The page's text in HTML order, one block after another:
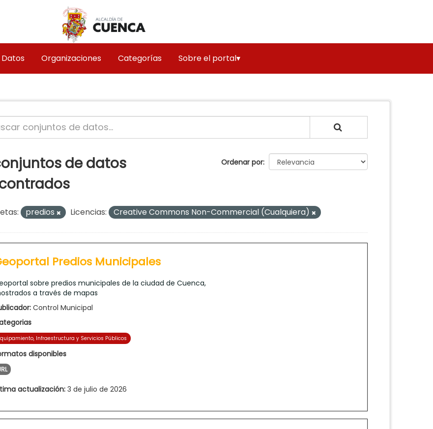
Datos Organizaciones Categorías Sobre el portal▾
Ordenar por
de datos
predios Licencias: Creative Commons Non-Commercial (Cualquiera)
Predios Municipales
sobre predios municipales de la ciudad de Cuenca,
a través de mapas
Control Municipal
Infraestructura y Servicios Públicos
disponibles
actualización: 3 de julio de 2026